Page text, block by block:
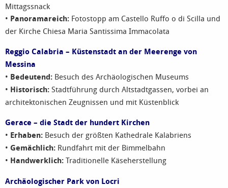
Mittagssnack
• Panoramareich: Fotostopp am Castello Ruffo o di Scilla und
der Kirche Chiesa Maria Santissima Immacolata
Reggio Calabria – Küstenstadt an der Meerenge von
Messina
• Bedeutend: Besuch des Archäologischen Museums
• Historisch: Stadtführung durch Altstadtgassen, vorbei an
architektonischen Zeugnissen und mit Küstenblick
Gerace – die Stadt der hundert Kirchen
• Erhaben: Besuch der größten Kathedrale Kalabriens
• Gemächlich: Rundfahrt mit der Bimmelbahn
• Handwerklich: Traditionelle Käseherstellung
Archäologischer Park von Locri